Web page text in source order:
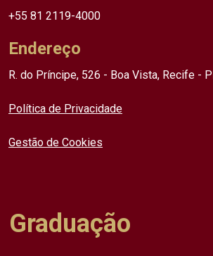
+55 81 2119-4000
Endereço
R. do Príncipe, 526 - Boa Vista, Recife -
Política de Privacidade
Gestão de Cookies
Graduação